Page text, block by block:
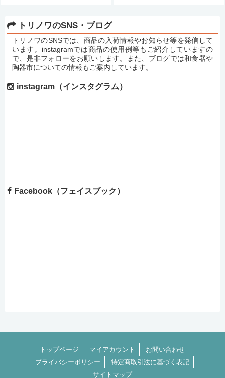
トリノワのSNS・ブログ
トリノワのSNSでは、商品の入荷情報やお知らせ等を発信して
います。instagramでは商品の使用例等もご紹介していますの
で、是非フォローをお願いします。また、ブログでは和食器や
陶器市についての情報もご案内しています。
instagram（インスタグラム）
Facebook（フェイスブック）
トップページ マイアカウント
お問い合わせ
プライバシーポリシー
特定商取引法に基づく表記
サイトマップ